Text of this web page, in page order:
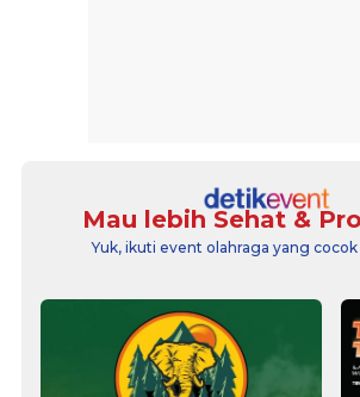
Mau lebih Sehat &
Yuk, ikuti event olahraga yang